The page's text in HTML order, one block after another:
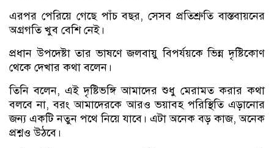
এরপর পেরিয়ে গেছে পাঁচ বছর, সেসব প্রতিশ্রুতি বাস্তবায়নের
অগ্রগতি খুব বেশি নেই।
প্রধান উপদেষ্টা তার ভাষণে জলবায়ু বিপর্যয়কে ভিন্ন দৃষ্টিকোণ
থেকে দেখার কথা বলেন।
তিনি বলেন, এই দৃষ্টিভঙ্গি আমাদের শুধু মেরামত করার কথা
বলবে না, বরং আমাদেরকে আরও ভয়াবহ পরিস্থিতি এড়ানোর
জন্য একটি নতুন পথে নিয়ে যাবে। এটা অনেক বড় কাজ, অনেক
প্রশ্নও উঠবে।